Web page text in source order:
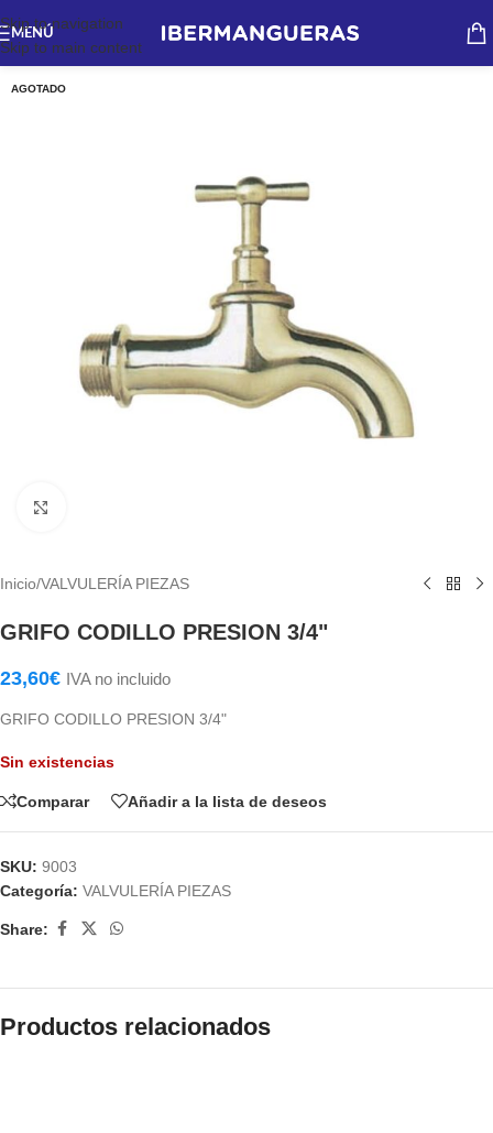
Skip to navigation
Skip to main content
MENÚ
AGOTADO
Inicio/VALVULERÍA PIEZAS
GRIFO CODILLO PRESION 3/4"
23,60€ IVA no incluido
GRIFO CODILLO PRESION 3/4"
Sin existencias
Comparar Añadir a la lista de deseos
SKU: 9003
Categoría: VALVULERÍA PIEZAS
Share:
Productos relacionados